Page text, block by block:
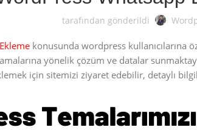
tarafından gönderildi
konusunda wordpress kullanıcılarına
yönelik çözüm ve datalar
için sitemizi ziyaret edebilir, detaylı